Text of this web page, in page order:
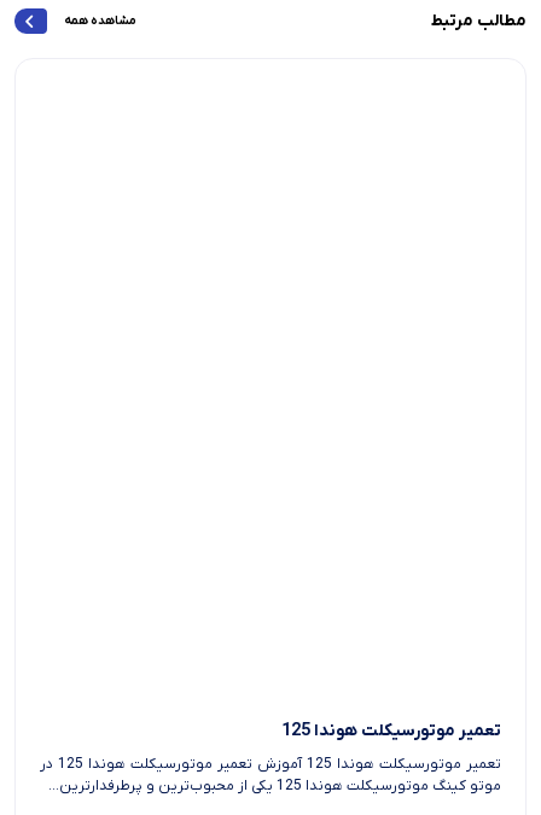
مطالب مرتبط مشاهده همه
تعمیر موتورسیکلت هوندا 125
تعمیر موتورسیکلت هوندا 125 آموزش تعمیر موتورسیکلت هوندا 125 در
موتو کینگ موتورسیکلت هوندا 125 یکی از محبوب‌ترین و پرطرفدارترین...